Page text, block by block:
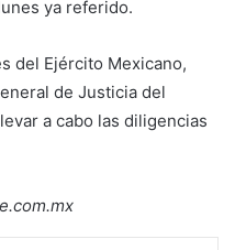
ya referido.
del Ejército Mexicano,
de Justicia del
a cabo las diligencias